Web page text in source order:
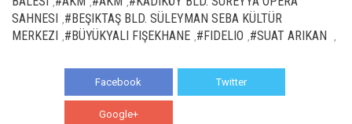
SAHNESI #BEŞIKTAŞ BLD. SÜLEYMAN SEBA KÜLTÜR
MERKEZI #BÜYÜKYALI FIŞEKHANE #FIDELIO #SUAT ARIKAN
Facebook Twitter
Google+